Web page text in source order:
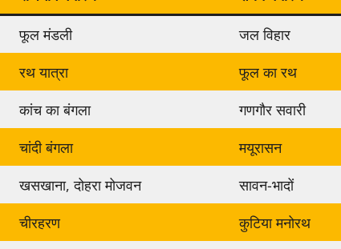
फूल मंडली
जल विहार
रथ यात्रा
फूल का रथ
कांच का बंगला
गणगौर सवारी
चांदी बंगला
मयूरासन
खसखाना, दोहरा मोजवन
सावन-भादों
चीरहरण
कुटिया मनोरथ